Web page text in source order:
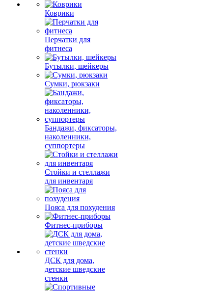
Коврики
Перчатки для
фитнеса
Бутылки, шейкеры
Сумки, рюкзаки
Бандажи, фиксаторы,
наколенники,
суппортеры
Стойки и стеллажи
для инвентаря
Пояса для похудения
Фитнес-приборы
ДСК для дома,
детские шведские
стенки